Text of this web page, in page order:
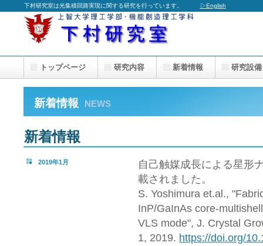
下村研究室は光集積回路実現に関する研究を行っています。 ▷English
新着情報 NEWS
新着情報
2019年1月
自己触媒成長による星形
載されました。
S. Yoshimura et.al.,
InP/GaInAs core-
VLS mode", J. Crystal
1, 2019. https://doi.org/
トップページ 研究内容 新着情報 研究設備